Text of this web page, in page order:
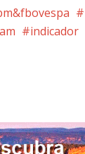
indicador